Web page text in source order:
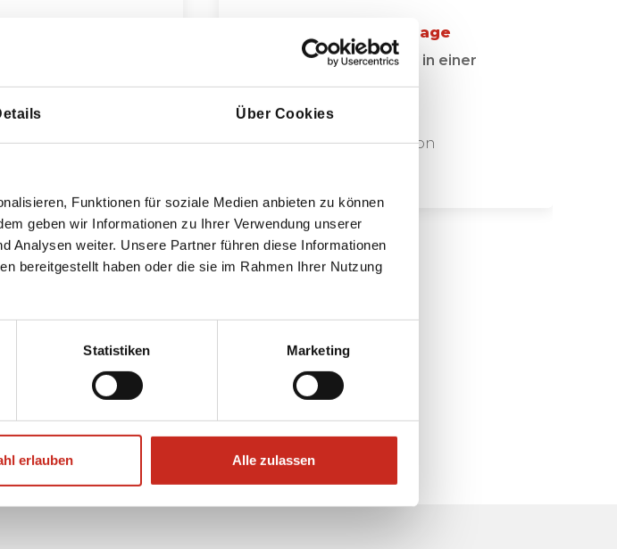
Über Cookies
Funktionen für soziale Medien anbieten zu können
geben wir Informationen zu Ihrer Verwendung unserer
Analysen weiter. Unsere Partner führen diese Informationen
bereitgestellt haben oder die sie im Rahmen Ihrer Nutzung
Statistiken Marketing
erlauben Alle zulassen
Person
Oman Rundreise 7 Tage
Das Beste des Omans in einer
Woche
7 Tage
ab 1395 € pro Person
Oman Rundreisen an